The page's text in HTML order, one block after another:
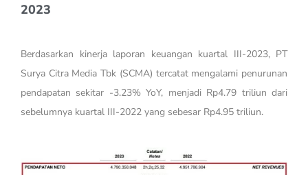
2023
Berdasarkan kinerja laporan keuangan kuartal III-2023, PT
Surya Citra Media Tbk (SCMA) tercatat mengalami penurunan
pendapatan sekitar -3.23% YoY, menjadi Rp4.79 triliun dari
sebelumnya kuartal III-2022 yang sebesar Rp4.95 triliun.